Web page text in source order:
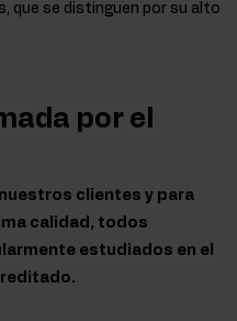
que se distinguen por su alto
por el
clientes y para
calidad, todos
estudiados en el